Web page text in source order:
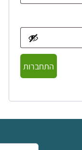
התחברות
אימייל: